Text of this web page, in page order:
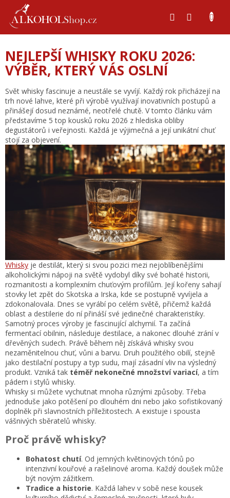
obsah
NEJLEPŠÍ WHISKY ROKU 2026:
VÝBĚR, KTERÝ VÁS OSLNÍ
Svět whisky fascinuje a neustále se vyvíjí. Každý rok přicházejí na
trh nové lahve, které při výrobě využívají inovativních postupů a
přinášejí dosud neznámé, neotřelé chutě. V tomto článku vám
představíme 5 top kousků roku 2026 z hlediska obliby
degustátorů i veřejnosti. Každá je výjimečná a její unikátní chuť
stojí za objevení.
Whisky je destilát, který si svou pozici mezi nejoblíbenějšími
alkoholickými nápoji na světě vydobyl díky své bohaté historii,
rozmanitosti a komplexním chuťovým profilům. Její kořeny sahají
stovky let zpět do Skotska a Irska, kde se postupně vyvíjela a
zdokonalovala. Dnes se vyrábí po celém světě, přičemž každá
oblast a destilerie do ní přináší své jedinečné charakteristiky.
Samotný proces výroby je fascinující alchymií. Ta začíná
fermentací obilnin, následuje destilace, a nakonec dlouhé zrání v
dřevěných sudech. Právě během něj získává whisky svou
nezaměnitelnou chuť, vůni a barvu. Druh použitého obilí, stejně
jako destilační postupy a typ sudu, mají zásadní vliv na výsledný
produkt. Vzniká tak téměř nekonečné množství variací, a tím
pádem i stylů whisky.
Whisky si můžete vychutnat mnoha různými způsoby. Třeba
jednoduše jako potěšení po dlouhém dni nebo jako sofistikovaný
doplněk při slavnostních příležitostech. A existuje i spousta
vášnivých sběratelů whisky.
Proč právě whisky?
Bohatost chutí. Od jemných květinových tónů po
intenzivní kouřové a rašelinové aroma. Každý doušek může
být novým zážitkem.
Tradice a historie. Každá lahev v sobě nese kousek